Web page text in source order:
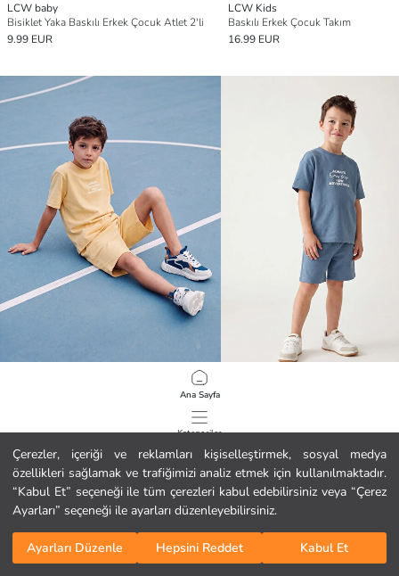
Çerezler, içeriği ve reklamları kişiselleştirmek, sosyal medya
özellikleri sağlamak ve trafiğimizi analiz etmek için kullanılmaktadır.
“Kabul Et” seçeneği ile tüm çerezleri kabul edebilirsiniz veya “Çerez
Ayarları” seçeneği ile ayarları düzenleyebilirsiniz.
Ayarları Düzenle Hepsini Reddet Kabul Et
Ana Sayfa
Kategoriler
Sepetim
LCW baby
Bisiklet Yaka Baskılı Erkek Çocuk Atlet 2'li
9.99 EUR
LCW Kids
Baskılı Erkek Çocuk Takım
16.99 EUR
216